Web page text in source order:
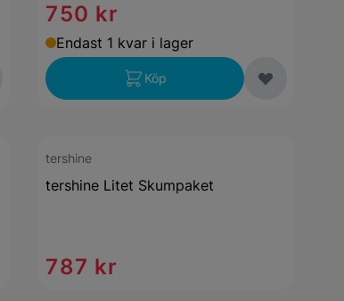
750 kr
Endast 1 kvar i lager
Köp
tershine
tershine Litet Skumpaket
787 kr